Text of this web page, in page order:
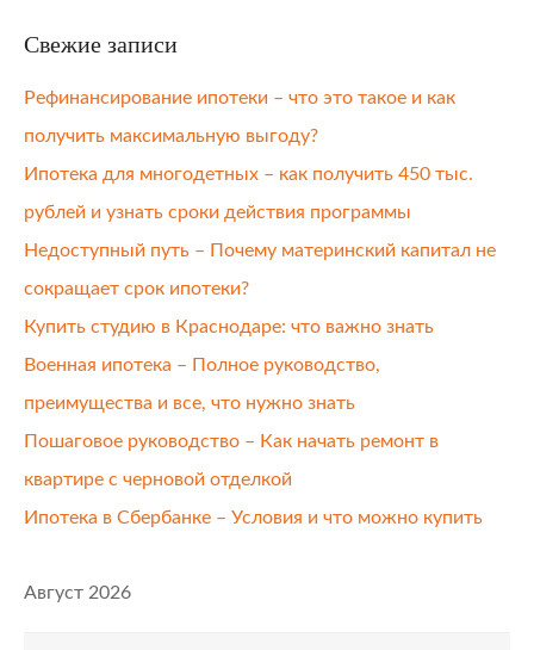
Свежие записи
Рефинансирование ипотеки – что это такое и как
получить максимальную выгоду?
Ипотека для многодетных – как получить 450 тыс.
рублей и узнать сроки действия программы
Недоступный путь – Почему материнский капитал не
сокращает срок ипотеки?
Купить студию в Краснодаре: что важно знать
Военная ипотека – Полное руководство,
преимущества и все, что нужно знать
Пошаговое руководство – Как начать ремонт в
квартире с черновой отделкой
Ипотека в Сбербанке – Условия и что можно купить
Август 2026